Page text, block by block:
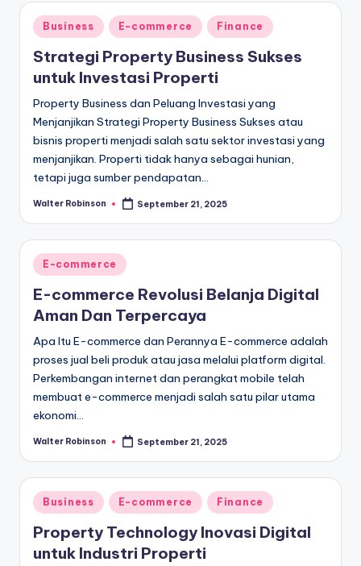
Posted
in
Business E-commerce Finance
Strategi Property Business Sukses
untuk Investasi Properti
Property Business dan Peluang Investasi yang
Menjanjikan Strategi Property Business Sukses atau
bisnis properti menjadi salah satu sektor investasi yang
menjanjikan. Properti tidak hanya sebagai hunian,
tetapi juga sumber pendapatan…
Posted
Walter Robinson September 21, 2025
Posted
in
E-commerce
E-commerce Revolusi Belanja Digital
Aman Dan Terpercaya
Apa Itu E-commerce dan Perannya E-commerce adalah
proses jual beli produk atau jasa melalui platform digital.
Perkembangan internet dan perangkat mobile telah
membuat e-commerce menjadi salah satu pilar utama
ekonomi…
Posted
Walter Robinson September 21, 2025
Posted
in
Business E-commerce Finance
Property Technology Inovasi Digital
untuk Industri Properti